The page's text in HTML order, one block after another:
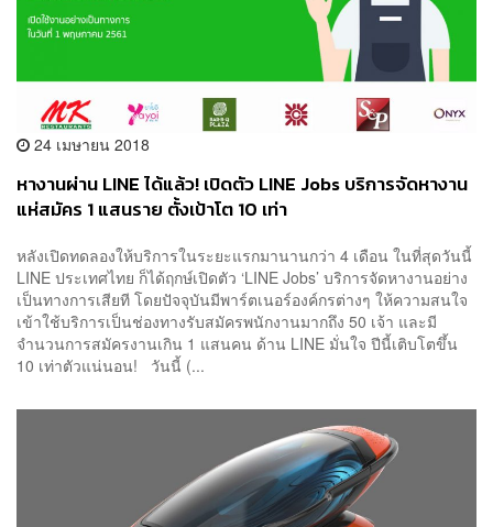
24 เมษายน 2018
หางานผ่าน LINE ได้แล้ว! เปิดตัว LINE Jobs บริการจัดหางาน
แห่สมัคร 1 แสนราย ตั้งเป้าโต 10 เท่า
หลังเปิดทดลองให้บริการในระยะแรกมานานกว่า 4 เดือน ในที่สุดวันนี้
LINE ประเทศไทย ก็ได้ฤกษ์เปิดตัว ‘LINE Jobs’ บริการจัดหางานอย่าง
เป็นทางการเสียที โดยปัจจุบันมีพาร์ตเนอร์องค์กรต่างๆ ให้ความสนใจ
เข้าใช้บริการเป็นช่องทางรับสมัครพนักงานมากถึง 50 เจ้า และมี
จำนวนการสมัครงานเกิน 1 แสนคน ด้าน LINE มั่นใจ ปีนี้เติบโตขึ้น
10 เท่าตัวแน่นอน! วันนี้ (...